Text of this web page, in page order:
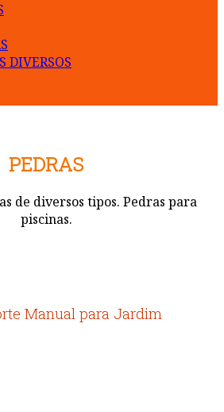
DIVERSOS
PEDRAS
de diversos tipos. Pedras para
piscinas.
Manual para Jardim